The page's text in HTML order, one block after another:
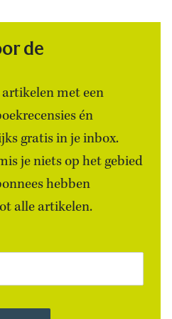
de
met een
én
gratis in je inbox.
je niets op het gebied
hebben
alle artikelen.